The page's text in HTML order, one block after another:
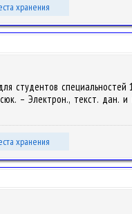
хранения
студентов
– Электрон., текст.
хранения